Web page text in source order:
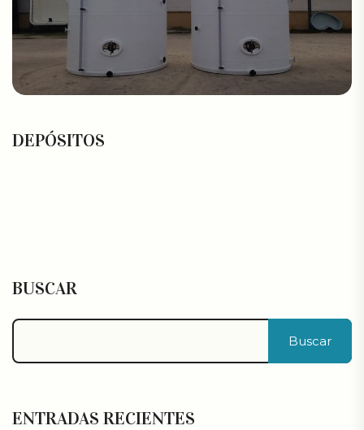
DEPÓSITOS
BUSCAR
Buscar
ENTRADAS RECIENTES